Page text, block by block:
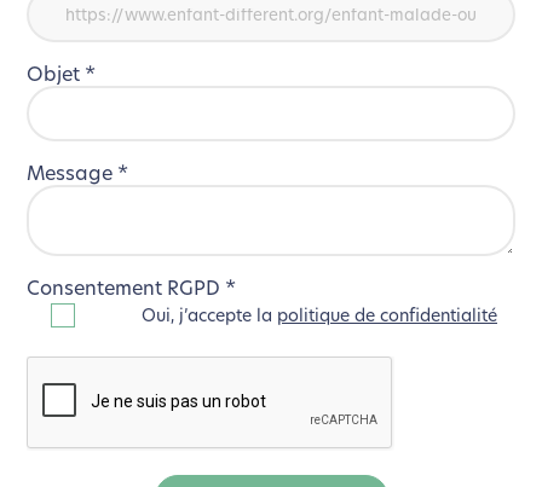
Objet *
Message *
Consentement RGPD *
Oui, j’accepte la politique de confidentialité